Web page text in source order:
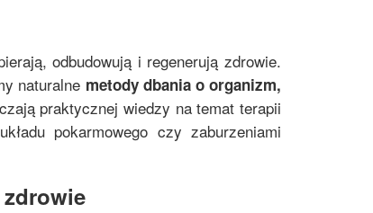
odbudowują i regenerują zdrowie.
naturalne metody dbania o organizm,
praktycznej wiedzy na temat terapii
pokarmowego czy zaburzeniami